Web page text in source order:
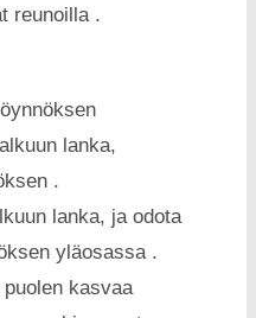
reunoilla .
lanka,
.
lanka, ja odota
yläosassa .
kasvaa